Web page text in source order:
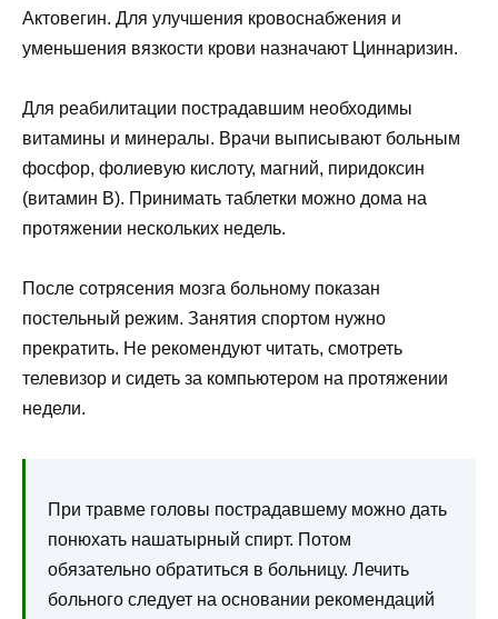
Актовегин. Для улучшения кровоснабжения и
уменьшения вязкости крови назначают Циннаризин.
Для реабилитации пострадавшим необходимы
витамины и минералы. Врачи выписывают больным
фосфор, фолиевую кислоту, магний, пиридоксин
(витамин В). Принимать таблетки можно дома на
протяжении нескольких недель.
После сотрясения мозга больному показан
постельный режим. Занятия спортом нужно
прекратить. Не рекомендуют читать, смотреть
телевизор и сидеть за компьютером на протяжении
недели.
При травме головы пострадавшему можно дать
понюхать нашатырный спирт. Потом
обязательно обратиться в больницу. Лечить
больного следует на основании рекомендаций